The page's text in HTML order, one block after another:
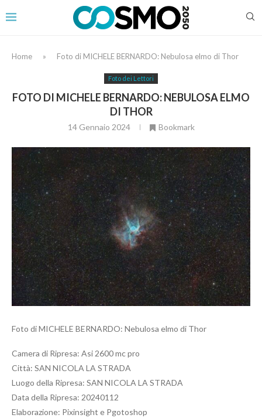
Home » Foto di MICHELE BERNARDO: Nebulosa elmo di Thor
Foto dei Lettori
FOTO DI MICHELE BERNARDO: NEBULOSA ELMO
DI THOR
14 Gennaio 2024 Bookmark
Foto di MICHELE BERNARDO: Nebulosa elmo di Thor
Camera di Ripresa: Asi 2600 mc pro
Città: SAN NICOLA LA STRADA
Luogo della Ripresa: SAN NICOLA LA STRADA
Data della Ripresa: 20240112
Elaborazione: Pixinsight e Pgotoshop